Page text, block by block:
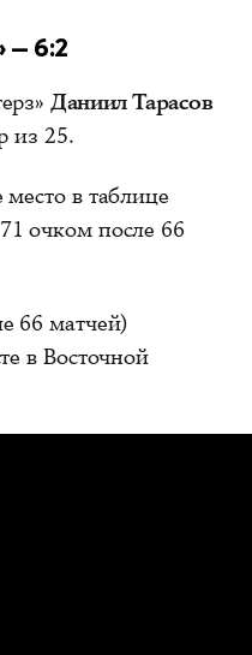
— 6:2
Даниил Тарасов
из 25.
в таблице
очком после 66
66 матчей)
в Восточной